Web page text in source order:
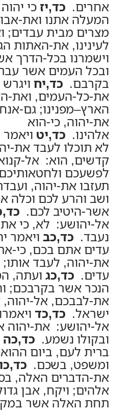
אחרים. כד,יז כי
המעלה אתנו ואת-
מצרים מבית עבדים;
לעינינו, את-האתות
וישמרנו בכל-הדרך
ובכל העמים אשר
בקרבם. כד,יח
את-כל-העמים, ואת-
הארץ–מפנינו; גם-
את-יהוה, כי-הוא
אלהינו. כד,יט
לא תוכלו לעבד את-
קדשים, הוא: אל-
לפשעכם
תעזבו את-יהוה,
ושב והרע לכם וכלה
אשר-היטיב לכם.
אל-יהושע: לא, כי
נעבד. כד,כב ויאמר
עדים אתם בכם, כי-
את-יהוה, לעבד אותו;
עדים. כד,כג ועתה,
הנכר אשר בקרבכם;
את-לבבכם, אל-יהוה,
ישראל. כד,כד
אל-יהושע: את-יהוה
ובקולו נשמע. כד,כה
ברית לעם, ביום
ומשפט, בשכם. כד,כו
את-הדברים האלה,
אלהים; ויקח, אבן
תחת האלה אשר